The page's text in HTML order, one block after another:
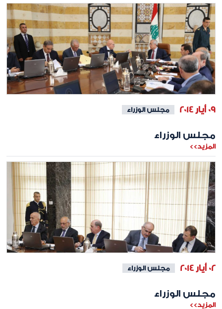
09 أيار 2014 مجلس الوزراء
مجلس الوزراء
المزيد>>
02 أيار 2014 مجلس الوزراء
مجلس الوزراء
المزيد>>